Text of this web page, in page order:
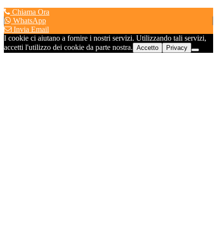
Chiama Ora
WhatsApp
Invia Email
I cookie ci aiutano a fornire i nostri servizi. Utilizzando tali servizi,
accetti l'utilizzo dei cookie da parte nostra. Accetto Privacy